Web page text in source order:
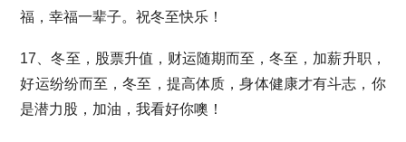
福，幸福一辈子。祝冬至快乐！
17、冬至，股票升值，财运随期而至，冬至，加薪升职，
好运纷纷而至，冬至，提高体质，身体健康才有斗志，你
是潜力股，加油，我看好你噢！